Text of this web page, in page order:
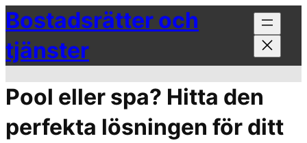
Hoppa
till
innehåll
Bostadsrätter och
tjänster
Pool eller spa? Hitta den
perfekta lösningen för ditt